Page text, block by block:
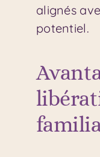
alignés
potentiel.